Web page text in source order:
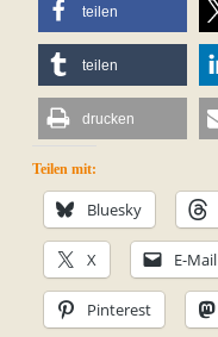
teilen
teilen
drucken
Teilen mit:
Bluesky
X E-Mail
Pinterest